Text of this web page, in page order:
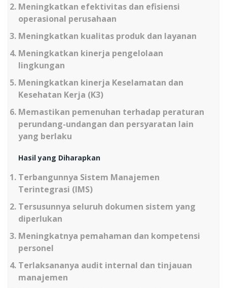
Meningkatkan efektivitas dan efisiensi
operasional perusahaan
Meningkatkan kualitas produk dan layanan
Meningkatkan kinerja pengelolaan
lingkungan
Meningkatkan kinerja Keselamatan dan
Kesehatan Kerja (K3)
Memastikan pemenuhan terhadap peraturan
perundang-undangan dan persyaratan lain
yang berlaku
Hasil yang Diharapkan
Terbangunnya Sistem Manajemen
Terintegrasi (IMS)
Tersusunnya seluruh dokumen sistem yang
diperlukan
Meningkatnya pemahaman dan kompetensi
personel
Terlaksananya audit internal dan tinjauan
manajemen